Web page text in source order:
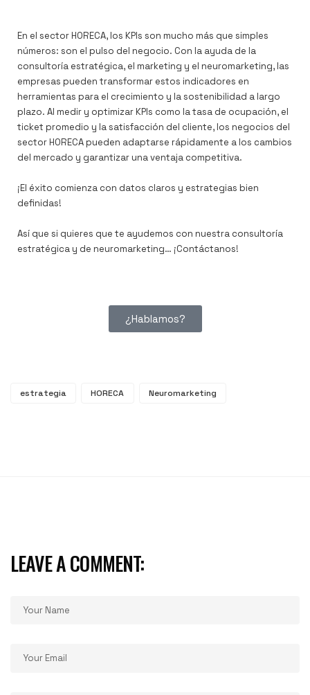
En el sector HORECA, los KPIs son mucho más que simples
números: son el pulso del negocio. Con la ayuda de la
consultoría estratégica, el marketing y el neuromarketing, las
empresas pueden transformar estos indicadores en
herramientas para el crecimiento y la sostenibilidad a largo
plazo. Al medir y optimizar KPIs como la tasa de ocupación, el
ticket promedio y la satisfacción del cliente, los negocios del
sector HORECA pueden adaptarse rápidamente a los cambios
del mercado y garantizar una ventaja competitiva.
¡El éxito comienza con datos claros y estrategias bien
definidas!
Así que si quieres que te ayudemos con nuestra consultoría
estratégica y de neuromarketing… ¡Contáctanos!
¿Hablamos?
estrategia HORECA Neuromarketing
LEAVE A COMMENT: